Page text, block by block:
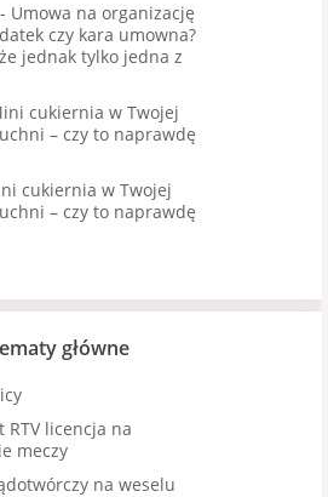
- Umowa na organizację
czy kara umowna?
jednak tylko jedna z
cukiernia w Twojej
– czy to naprawdę
cukiernia w Twojej
– czy to naprawdę
główne
RTV licencja na
meczy
na weselu